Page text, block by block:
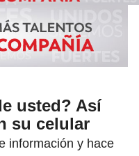
usted? Así
su celular
información y hace